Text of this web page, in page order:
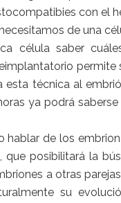
con el
de una
célula saber
permite
esta técnica al
ya podrá
hablar de los
que posibilitará la
a otras
su